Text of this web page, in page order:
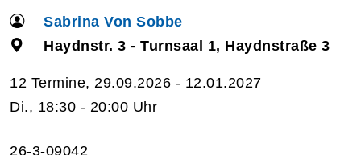
Sabrina Von Sobbe
Haydnstr. 3 - Turnsaal 1, Haydnstraße 3
12 Termine, 29.09.2026 - 12.01.2027
Di., 18:30 - 20:00 Uhr
26-3-09042